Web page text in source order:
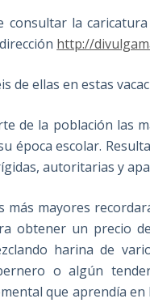
consultar la
http://
de ellas en estas
de la población las
época escolar.
autoritarias y
más mayores
obtener un precio
harina de
o algún
que aprendía en